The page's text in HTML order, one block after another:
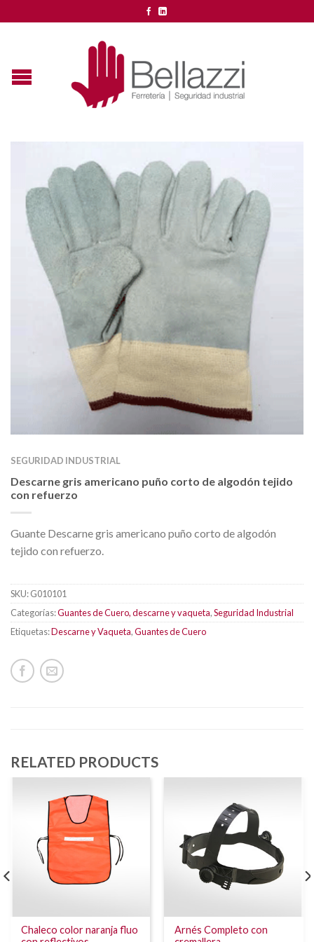
SEGURIDAD INDUSTRIAL
Descarne gris americano puño corto de algodón tejido
con refuerzo
Guante Descarne gris americano puño corto de algodón
tejido con refuerzo.
SKU:G010101
Categorías:Guantes de Cuero, descarne y vaqueta,Seguridad Industrial
Etiquetas:Descarne y Vaqueta,Guantes de Cuero
RELATED PRODUCTS
Chaleco color naranja fluo
Arnés Completo con